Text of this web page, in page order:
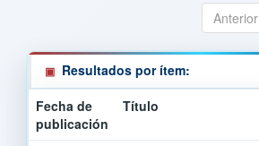
Anterior
Resultados por ítem:
Fecha de
publicación
Título